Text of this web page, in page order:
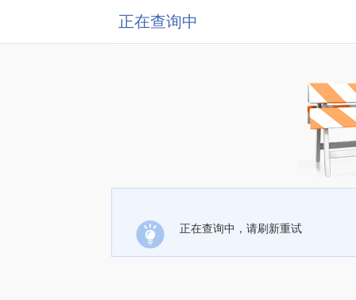
正在查询中
正在查询中，请刷新重试